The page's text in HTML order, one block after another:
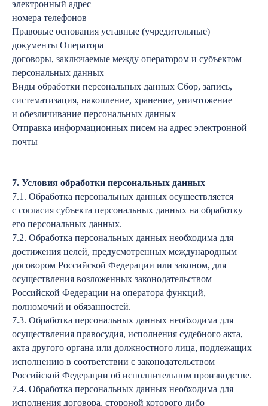
электронный адрес
номера телефонов
Правовые основания уставные (учредительные)
документы Оператора
договоры, заключаемые между оператором и субъектом
персональных данных
Виды обработки персональных данных Сбор, запись,
систематизация, накопление, хранение, уничтожение
и обезличивание персональных данных
Отправка информационных писем на адрес электронной
почты
7. Условия обработки персональных данных
7.1. Обработка персональных данных осуществляется
с согласия субъекта персональных данных на обработку
его персональных данных.
7.2. Обработка персональных данных необходима для
достижения целей, предусмотренных международным
договором Российской Федерации или законом, для
осуществления возложенных законодательством
Российской Федерации на оператора функций,
полномочий и обязанностей.
7.3. Обработка персональных данных необходима для
осуществления правосудия, исполнения судебного акта,
акта другого органа или должностного лица, подлежащих
исполнению в соответствии с законодательством
Российской Федерации об исполнительном производстве.
7.4. Обработка персональных данных необходима для
исполнения договора, стороной которого либо